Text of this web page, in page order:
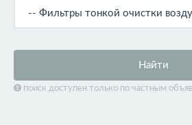
Найти
поиск доступен только по частным